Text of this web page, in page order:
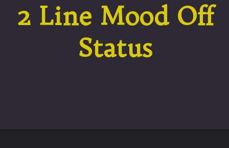
2 Line Mood Off
Status